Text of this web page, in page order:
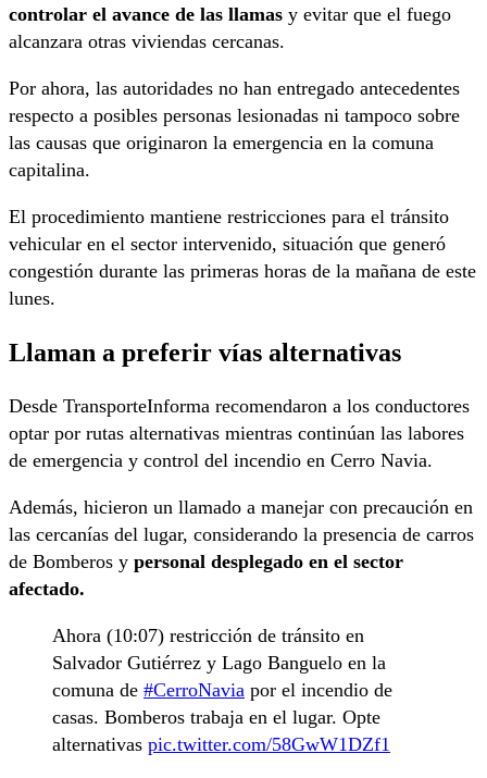
controlar el avance de las llamas y evitar que el fuego
alcanzara otras viviendas cercanas.
Por ahora, las autoridades no han entregado antecedentes
respecto a posibles personas lesionadas ni tampoco sobre
las causas que originaron la emergencia en la comuna
capitalina.
El procedimiento mantiene restricciones para el tránsito
vehicular en el sector intervenido, situación que generó
congestión durante las primeras horas de la mañana de este
lunes.
Llaman a preferir vías alternativas
Desde TransporteInforma recomendaron a los conductores
optar por rutas alternativas mientras continúan las labores
de emergencia y control del incendio en Cerro Navia.
Además, hicieron un llamado a manejar con precaución en
las cercanías del lugar, considerando la presencia de carros
de Bomberos y personal desplegado en el sector
afectado.
Ahora (10:07) restricción de tránsito en
Salvador Gutiérrez y Lago Banguelo en la
comuna de #CerroNavia por el incendio de
casas. Bomberos trabaja en el lugar. Opte
alternativas pic.twitter.com/58GwW1DZf1